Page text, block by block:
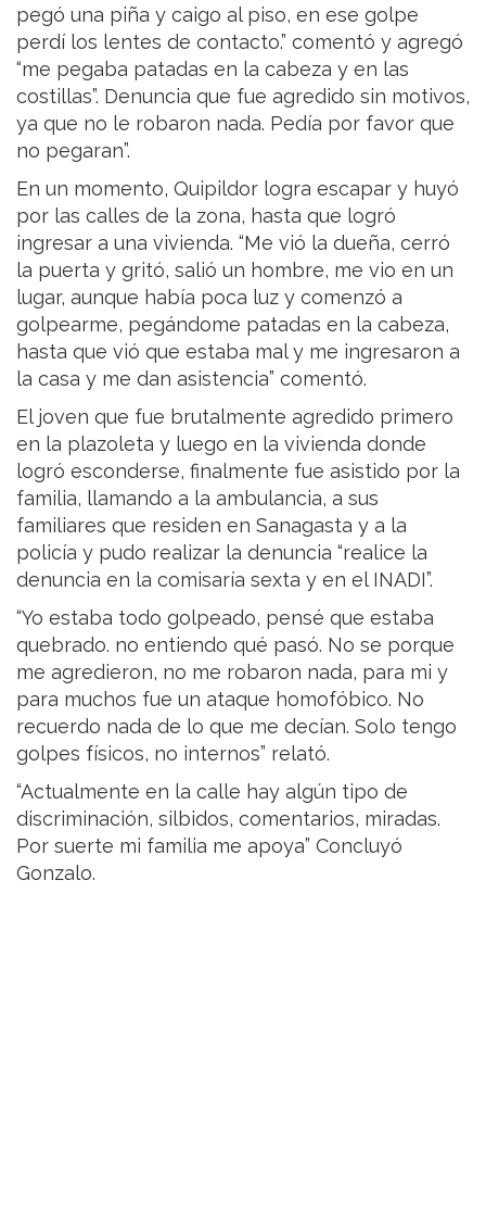
pegó una piña y caigo al piso, en ese golpe
perdí los lentes de contacto.” comentó y agregó
“me pegaba patadas en la cabeza y en las
costillas”. Denuncia que fue agredido sin motivos,
ya que no le robaron nada. Pedía por favor que
no pegaran”.
En un momento, Quipildor logra escapar y huyó
por las calles de la zona, hasta que logró
ingresar a una vivienda. “Me vió la dueña, cerró
la puerta y gritó, salió un hombre, me vio en un
lugar, aunque había poca luz y comenzó a
golpearme, pegándome patadas en la cabeza,
hasta que vió que estaba mal y me ingresaron a
la casa y me dan asistencia” comentó.
El joven que fue brutalmente agredido primero
en la plazoleta y luego en la vivienda donde
logró esconderse, finalmente fue asistido por la
familia, llamando a la ambulancia, a sus
familiares que residen en Sanagasta y a la
policía y pudo realizar la denuncia “realice la
denuncia en la comisaría sexta y en el INADI”.
“Yo estaba todo golpeado, pensé que estaba
quebrado. no entiendo qué pasó. No se porque
me agredieron, no me robaron nada, para mi y
para muchos fue un ataque homofóbico. No
recuerdo nada de lo que me decían. Solo tengo
golpes físicos, no internos” relató.
“Actualmente en la calle hay algún tipo de
discriminación, silbidos, comentarios, miradas.
Por suerte mi familia me apoya” Concluyó
Gonzalo.